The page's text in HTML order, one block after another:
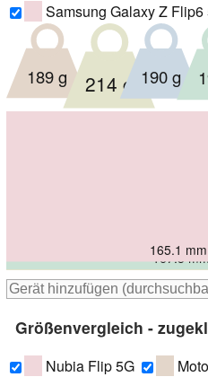
Samsung Galaxy Z Flip6
171.4 mm
189 g
170 mm
214 g
167.5 mm
190 g
167.3 mm
165.1 mm
Größenvergleich -
Nubia Flip 5G